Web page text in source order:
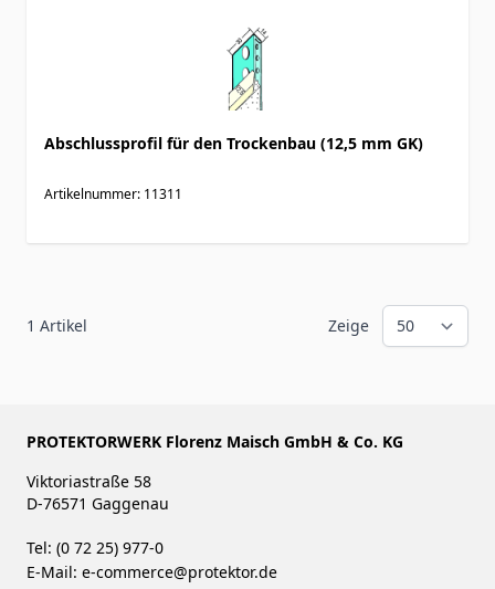
Abschlussprofil für den Trockenbau (12,5 mm GK)
Artikelnummer: 11311
1 Artikel Zeige
PROTEKTORWERK Florenz Maisch GmbH & Co. KG
Viktoriastraße 58
D-76571 Gaggenau
Tel: (0 72 25) 977-0
E-Mail: e-commerce@protektor.de